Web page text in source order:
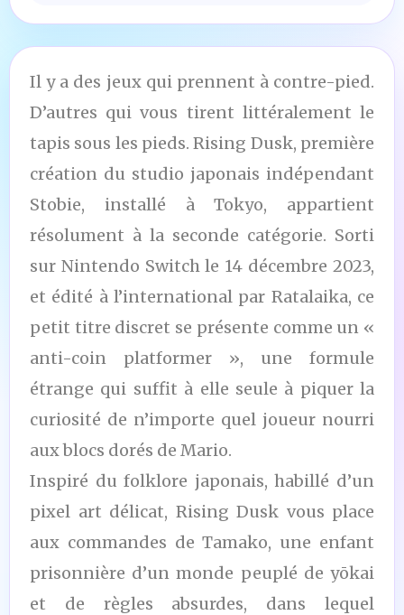
Il y a des jeux qui prennent à contre-pied.
D’autres qui vous tirent littéralement le
tapis sous les pieds. Rising Dusk, première
création du studio japonais indépendant
Stobie, installé à Tokyo, appartient
résolument à la seconde catégorie. Sorti
sur Nintendo Switch le 14 décembre 2023,
et édité à l’international par Ratalaika, ce
petit titre discret se présente comme un «
anti-coin platformer », une formule
étrange qui suffit à elle seule à piquer la
curiosité de n’importe quel joueur nourri
aux blocs dorés de Mario.
Inspiré du folklore japonais, habillé d’un
pixel art délicat, Rising Dusk vous place
aux commandes de Tamako, une enfant
prisonnière d’un monde peuplé de yōkai
et de règles absurdes, dans lequel